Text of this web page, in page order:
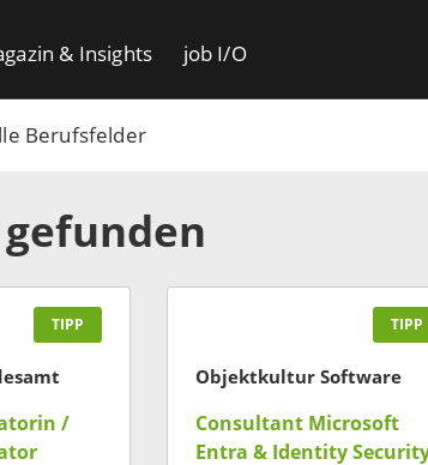
Berufsfelder
& Insights job I/O
gefunden
TIPP
/
TIPP
Objektkultur Software
Consultant Microsoft
Entra & Identity